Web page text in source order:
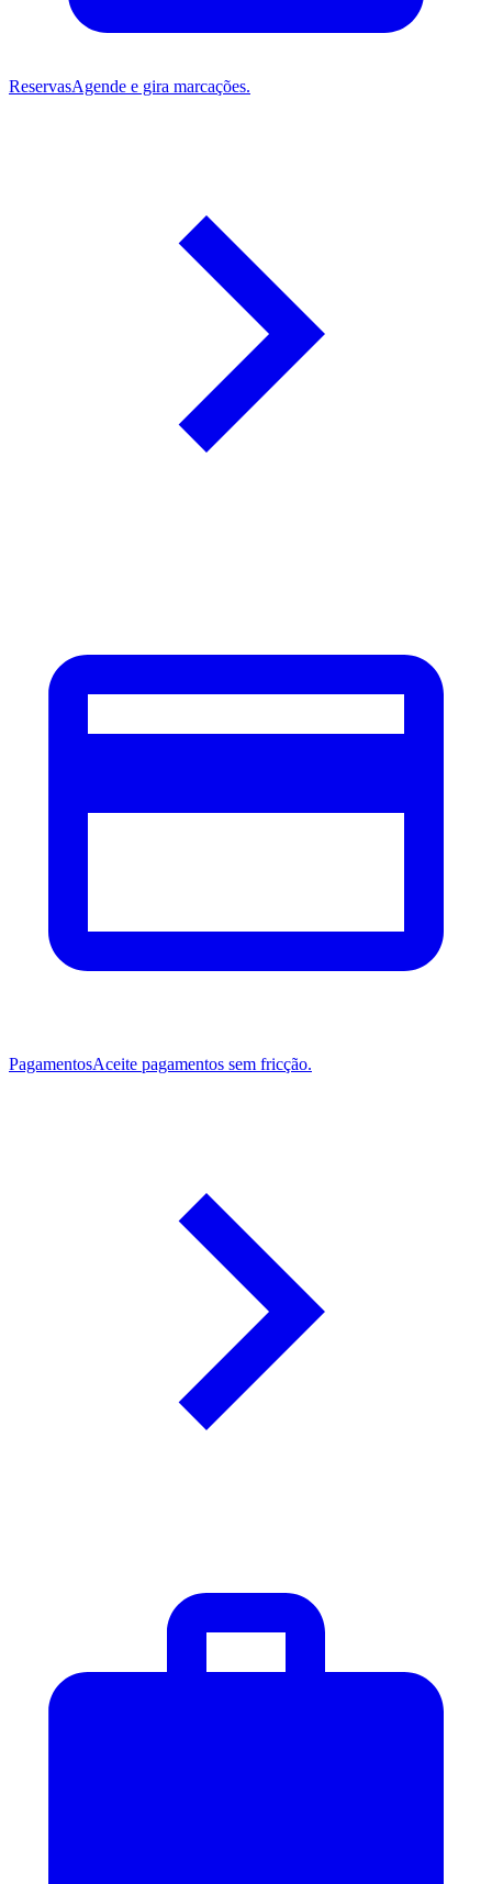
ReservasAgende e gira marcações.
PagamentosAceite pagamentos sem fricção.